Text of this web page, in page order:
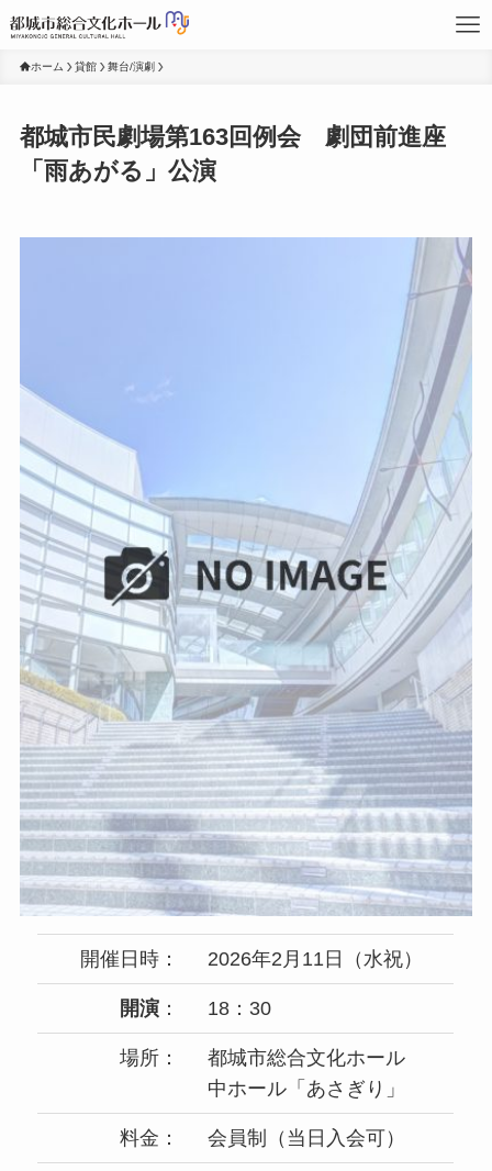
ホーム 貸館 舞台/演劇
都城市民劇場第163回例会 劇団前進座
「雨あがる」公演
開催日時： 2026年2月11日（水祝）
開演： 18：30
場所：
都城市総合文化ホール
中ホール「あさぎり」
料金： 会員制（当日入会可）